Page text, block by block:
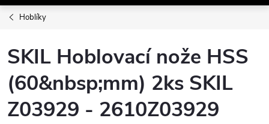
Hoblíky
SKIL Hoblovací nože HSS
(60&nbsp;mm) 2ks SKIL
Z03929 - 2610Z03929